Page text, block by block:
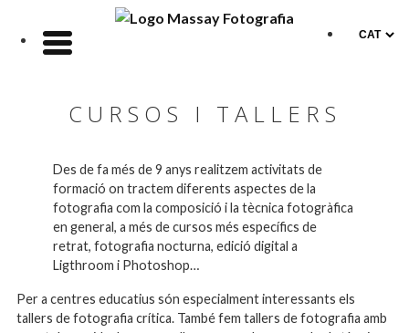
CURSOS I TALLERS
Des de fa més de 9 anys realitzem activitats de
formació on tractem diferents aspectes de la
fotografia com la composició i la tècnica fotogràfica
en general, a més de cursos més específics de
retrat, fotografia nocturna, edició digital a
Ligthroom i Photoshop…
Per a centres educatius són especialment interessants els
tallers de fotografia crítica. També fem tallers de fotografia amb